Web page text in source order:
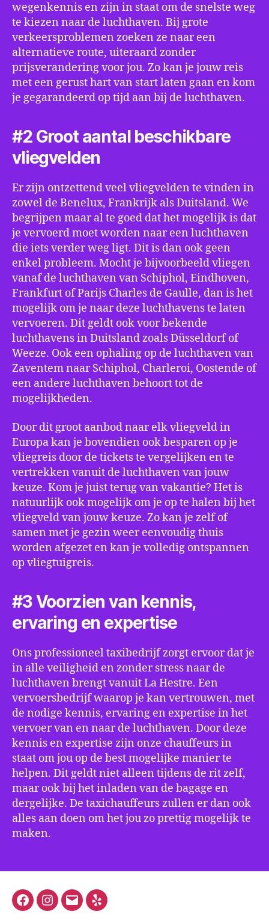
wegenkennis en zijn in staat om de snelste weg
te kiezen naar de luchthaven. Bij grote
verkeersproblemen zoeken ze naar een
alternatieve route, uiteraard zonder
prijsverandering voor jou. Zo kan je jouw reis
met een gerust hart van start laten gaan en kom
je gegarandeerd op tijd aan bij de luchthaven.
#2 Groot aantal beschikbare
vliegvelden
Er zijn ontzettend veel vliegvelden te vinden in
zowel de Benelux, Frankrijk als Duitsland. We
begrijpen maar al te goed dat het mogelijk is dat
je vervoerd moet worden naar een luchthaven
die iets verder weg ligt. Dit is dan ook geen
enkel probleem. Mocht je bijvoorbeeld vliegen
vanaf de luchthaven van Schiphol, Eindhoven,
Frankfurt of Parijs Charles de Gaulle, dan is het
mogelijk om je naar deze luchthavens te laten
vervoeren. Dit geldt ook voor bekende
luchthavens in Duitsland zoals Düsseldorf of
Weeze. Ook een ophaling op de luchthaven van
Zaventem naar Schiphol, Charleroi, Oostende of
een andere luchthaven behoort tot de
mogelijkheden.
Door dit groot aanbod naar elk vliegveld in
Europa kan je bovendien ook besparen op je
vliegreis door de tickets te vergelijken en te
vertrekken vanuit de luchthaven van jouw
keuze. Kom je juist terug van vakantie? Het is
natuurlijk ook mogelijk om je op te halen bij het
vliegveld van jouw keuze. Zo kan je zelf of
samen met je gezin weer eenvoudig thuis
worden afgezet en kan je volledig ontspannen
op vliegtuigreis.
#3 Voorzien van kennis,
ervaring en expertise
Ons professioneel taxibedrijf zorgt ervoor dat je
in alle veiligheid en zonder stress naar de
luchthaven brengt vanuit La Hestre. Een
vervoersbedrijf waarop je kan vertrouwen, met
de nodige kennis, ervaring en expertise in het
vervoer van en naar de luchthaven. Door deze
kennis en expertise zijn onze chauffeurs in
staat om jou op de best mogelijke manier te
helpen. Dit geldt niet alleen tijdens de rit zelf,
maar ook bij het inladen van de bagage en
dergelijke. De taxichauffeurs zullen er dan ook
alles aan doen om het jou zo prettig mogelijk te
maken.
FacebookInstagram
E-
Yelp